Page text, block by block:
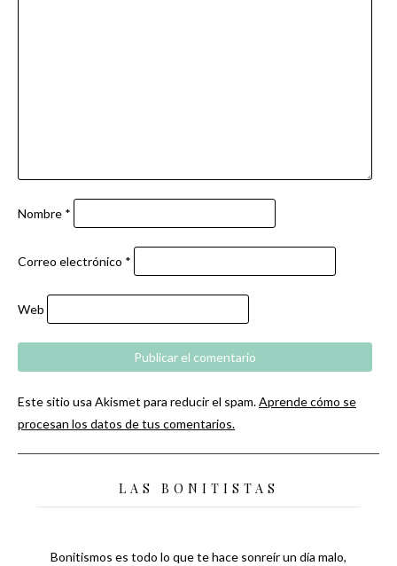
Nombre *
Correo electrónico *
Web
Este sitio usa Akismet para reducir el spam.Aprende cómo se
procesan los datos de tus comentarios.
LAS BONITISTAS
Bonitismos es todo lo que te hace sonreír un día malo,